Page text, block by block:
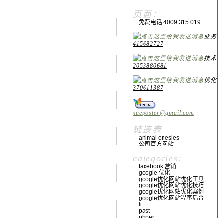
页面：
免费电话 4009 315 019
业务
415682727
技术
2053880681
优化
370611387
xueposter@gmail.com
链接表
animal onesies
公司官方网站
categories:
facebook 营销
google 优化
google优化网站优化工具
google优化网站优化技巧
google优化网站优化案例
google优化网站程序后台
li
past